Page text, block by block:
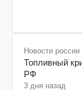
Новости россии
Топливный
РФ